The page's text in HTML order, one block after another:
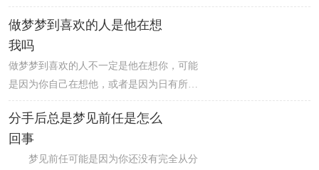
热恋，如醉如痴。2：暗示你在等待一段朦胧
的感情，可能你对某人很有好感，但刚刚开
始交往。3：表示恋爱旅途是会有不如意的事
发生。4：表示你长久的单恋将会有结果。
5：会娶一位绰约多姿的姑娘为妻。
做梦梦到喜欢的人是他在想
我吗
做梦梦到喜欢的人不一定是他在想你，可能
是因为你自己在想他，或者是因为日有所思
夜有所梦。因此，不能单纯地认为做梦梦到
喜欢的人就代表对方在想你。
分手后总是梦见前任是怎么
回事
梦见前任可能是因为你还没有完全从分